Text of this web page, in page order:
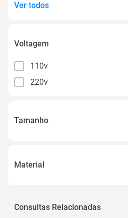
Ver todos
Voltagem
110v
220v
Tamanho
Material
Consultas Relacionadas